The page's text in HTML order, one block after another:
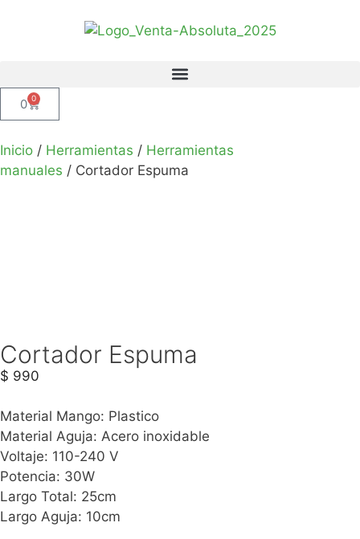
0 0
Inicio / Herramientas / Herramientas
manuales / Cortador Espuma
Cortador Espuma
$ 990
Material Mango: Plastico
Material Aguja: Acero inoxidable
Voltaje: 110-240 V
Potencia: 30W
Largo Total: 25cm
Largo Aguja: 10cm